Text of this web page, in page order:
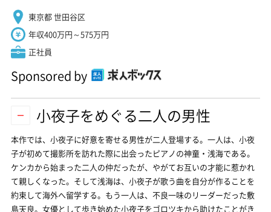
東京都 世田谷区
年収400万円～575万円
正社員
Sponsored by
小夜子をめぐる二人の男性
本作では、小夜子に好意を寄せる男性が二人登場する。一人は、小夜
子が初めて撮影所を訪れた際に出会ったピアノの神童・浅海である。
ケンカから始まった二人の仲だったが、やがてお互いの才能に惹かれ
て親しくなった。そして浅海は、小夜子が歌う曲を自分が作ることを
約束して海外へ留学する。もう一人は、不良一味のリーダーだった敷
島天良。女優として歩き始めた小夜子をゴロツキから助けたことがき